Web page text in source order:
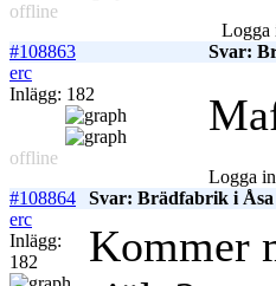
offline
Logga
#108863
Svar:
erc
Inlägg: 182
offline
Logga
#108864
Svar: Brädfabrik i Åsa
erc
Inlägg:
182
Kommer